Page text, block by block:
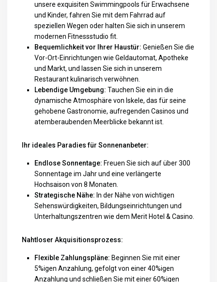
unsere exquisiten Swimmingpools für Erwachsene
und Kinder, fahren Sie mit dem Fahrrad auf
speziellen Wegen oder halten Sie sich in unserem
modernen Fitnessstudio fit.
Bequemlichkeit vor Ihrer Haustür: Genießen Sie die
Vor-Ort-Einrichtungen wie Geldautomat, Apotheke
und Markt, und lassen Sie sich in unserem
Restaurant kulinarisch verwöhnen.
Lebendige Umgebung: Tauchen Sie ein in die
dynamische Atmosphäre von Iskele, das für seine
gehobene Gastronomie, aufregenden Casinos und
atemberaubenden Meerblicke bekannt ist.
Ihr ideales Paradies für Sonnenanbeter:
Endlose Sonnentage: Freuen Sie sich auf über 300
Sonnentage im Jahr und eine verlängerte
Hochsaison von 8 Monaten.
Strategische Nähe: In der Nähe von wichtigen
Sehenswürdigkeiten, Bildungseinrichtungen und
Unterhaltungszentren wie dem Merit Hotel & Casino.
Nahtloser Akquisitionsprozess:
Flexible Zahlungspläne: Beginnen Sie mit einer
5%igen Anzahlung, gefolgt von einer 40%igen
Anzahlung und schließen Sie mit einer 60%igen